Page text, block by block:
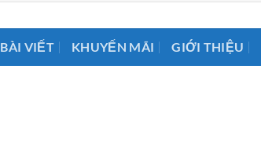
BÀI VIẾT KHUYẾN MÃI GIỚI THIỆU